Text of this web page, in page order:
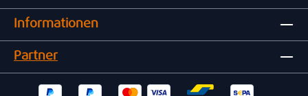
Informationen
Partner